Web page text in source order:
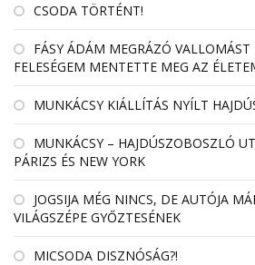
CSODA TÖRTÉNT!
FÁSY ÁDÁM MEGRÁZÓ
FELESÉGEM MENTETTE MEG AZ
MUNKÁCSY KIÁLLÍTÁS NYÍLT
MUNKÁCSY – HAJDÚSZOBOSZLÓ
PÁRIZS ÉS NEW YORK
JOGSIJA MÉG NINCS, DE AUTÓJA
VILÁGSZÉPE GYŐZTESÉNEK
MICSODA DISZNÓSÁG?!